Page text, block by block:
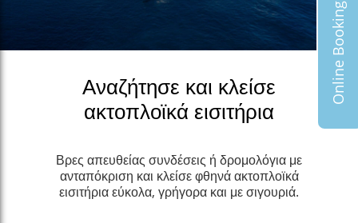
Online Booking
Αναζήτησε και κλείσε
ακτοπλοϊκά εισιτήρια
Βρες απευθείας συνδέσεις ή δρομολόγια με
ανταπόκριση και κλείσε φθηνά ακτοπλοϊκά
εισιτήρια εύκολα, γρήγορα και με σιγουριά.